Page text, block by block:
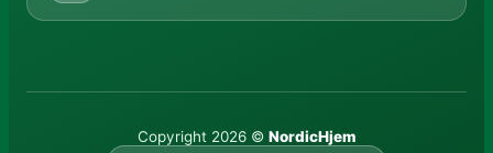
Copyright 2026 © NordicHjem